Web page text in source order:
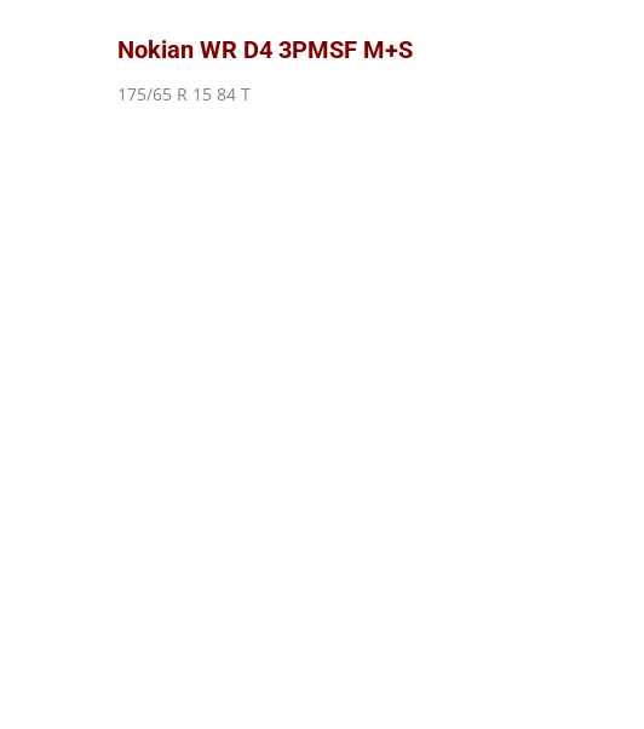
Nokian WR D4 3PMSF M+S
175/65 R 15 84 T